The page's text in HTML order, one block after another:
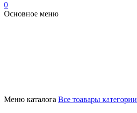
0
Основное меню
Меню каталога Все тоавары категории